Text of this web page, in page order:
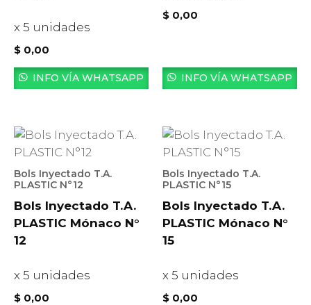
x 5 unidades
$ 0,00
INFO VÍA WHATSAPP
$ 0,00
INFO VÍA WHATSAPP
Bols Inyectado T.A.
PLASTIC N°12
Bols Inyectado T.A.
PLASTIC Mónaco N°
12
x 5 unidades
$ 0,00
Bols Inyectado T.A.
PLASTIC N°15
Bols Inyectado T.A.
PLASTIC Mónaco N°
15
x 5 unidades
$ 0,00